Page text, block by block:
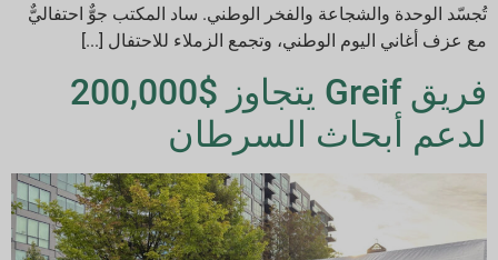
تُجسّد الوحدة والشجاعة والفخر الوطني. ساد المكتب جوٌّ احتفاليٌّ
مع عزف أغاني اليوم الوطني، وتجمع الزملاء للاحتفال [...]
فريق Greif يتجاوز $200,000
لدعم أبحاث السرطان